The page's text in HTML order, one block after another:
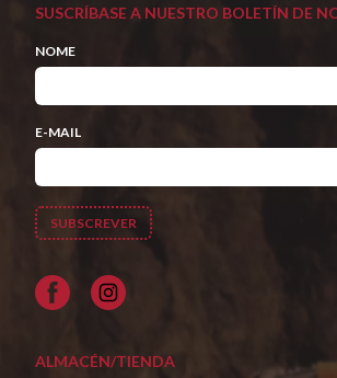
SUSCRÍBASE A NUESTRO BOLETÍN DE
NOME
E-MAIL
Facebook
ALMACÉN/TIENDA